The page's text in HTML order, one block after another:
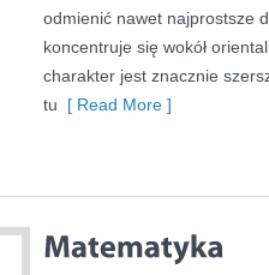
odmienić nawet najprostsze
koncentruje się wokół
charakter jest znacznie
tu [ Read More ]